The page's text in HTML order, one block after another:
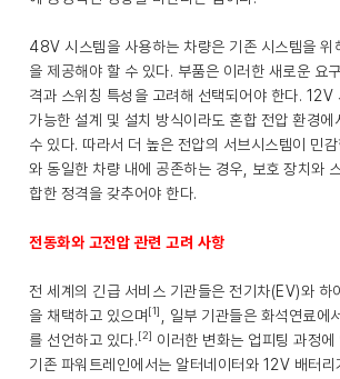
48V 시스템을 사용하는 차량은 기존 시스템을 위
을 제공해야 할 수 있다. 부품은 이러한 새로운 요
격과 스위칭 특성을 고려해 선택되어야 한다. 12V
가능한 설계 및 설치 방식이라도 혼합 전압 환경에
수 있다. 따라서 더 높은 전압의 서브시스템이 민
와 동일한 차량 내에 공존하는 경우, 보호 장치와
합한 정격을 갖추어야 한다.
전동화와 고전압 관련 고려 사항
전 세계의 긴급 서비스 기관들은 전기차(EV)와 하
을 채택하고 있으며 [1]
, 일부 기관들은 화석연료에
를 선언하고 있다.[2] 이러한 변화는 업피팅 과정
기존 파워트레인에서는 알터네이터와 12V 배터